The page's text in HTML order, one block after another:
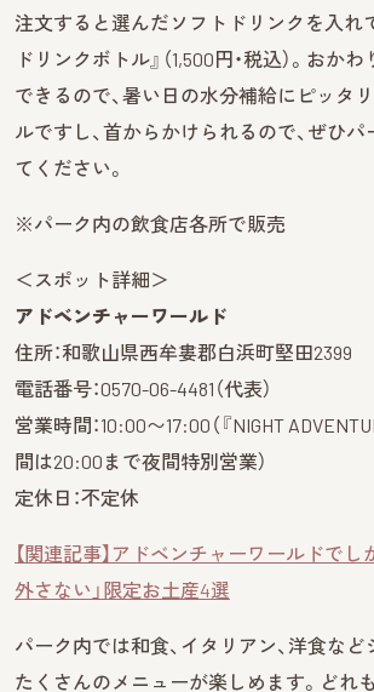
注文すると選んだソフトドリンクを入れ
ドリンクボトル』（1,500円・税込）。おかわ
できるので、暑い日の水分補給にピッタ
ルですし、首からかけられるので、ぜひ
てください。
※パーク内の飲食店各所で販売
＜スポット詳細＞
アドベンチャーワールド
住所：和歌山県西牟婁郡白浜町堅田2399
電話番号：0570-06-4481（代表）
営業時間：10:00〜17:00（『NIGHT
間は20:00まで夜間特別営業）
定休日：不定休
【関連記事】アドベンチャーワールドでし
外さない」限定お土産4選
パーク内では和食、イタリアン、洋食な
たくさんのメニューが楽しめます。どれ